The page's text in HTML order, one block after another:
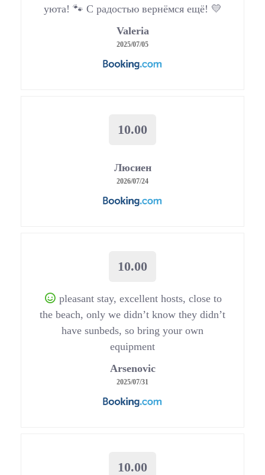
уюта! 🐾 С радостью вернёмся ещё! 💛
Valeria
2025/07/05
10.00
Люсиен
2026/07/24
10.00
pleasant stay, excellent hosts, close to
the beach, only we didn’t know they didn’t
have sunbeds, so bring your own
equipment
Arsenovic
2025/07/31
10.00